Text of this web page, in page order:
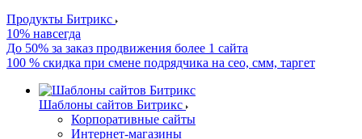
Продукты Битрикс
10% навсегда
До 50% за заказ продвижения более 1 сайта
100 % скидка при смене подрядчика на сео, смм, таргет
Шаблоны сайтов Битрикс
Корпоративные сайты
Интернет-магазины